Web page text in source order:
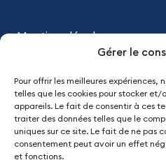
Gérer le
Pour offrir les meilleures expériences,
telles que les cookies pour stocker
appareils. Le fait de consentir à ces
traiter des données telles que le
uniques sur ce site. Le fait de ne pas
consentement peut avoir un effet
et fonctions.
Mentions légales
Accessibilité -
Plan du site